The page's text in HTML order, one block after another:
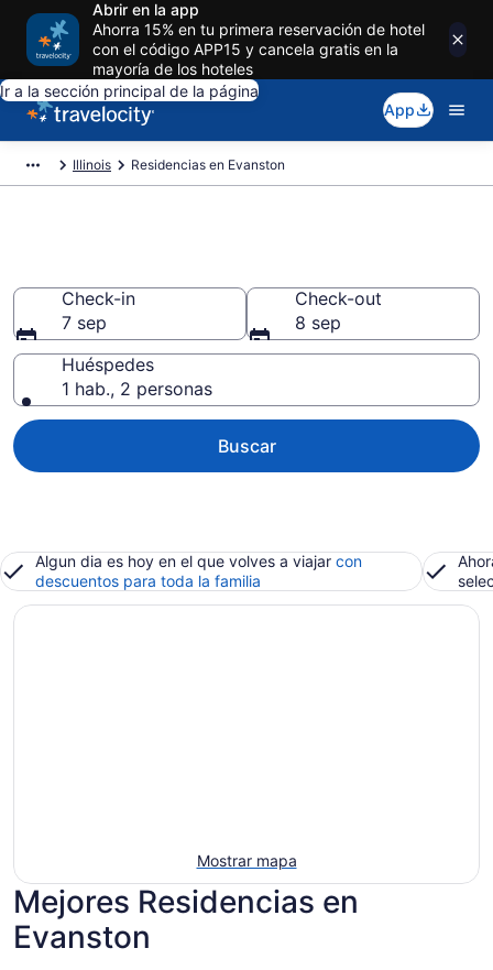
Abrir en la app
Ahorra 15% en tu primera reservación de hotel
con el código APP15 y cancela gratis en la
mayoría de los hoteles
Ir a la sección principal de la página
App
Illinois Residencias en Evanston
Check-in
7 sep
Check-out
8 sep
Huéspedes
1 hab., 2 personas
Buscar
Algun dia es hoy en el que volves a viajar con
descuentos para toda la familia
Mostrar mapa
Mejores Residencias en
Evanston